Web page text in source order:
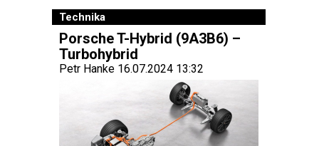
Technika
Porsche T-Hybrid (9A3B6) –
Turbohybrid
Petr Hanke 16.07.2024 13:32